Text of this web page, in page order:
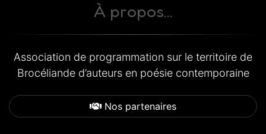
À propos...
Association de programmation sur le territoire de
Brocéliande d’auteurs en poésie contemporaine
Nos partenaires